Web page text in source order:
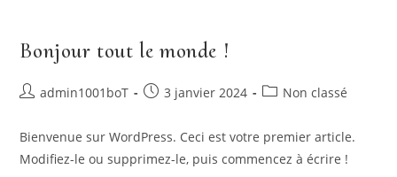
Bonjour tout le monde !
admin1001boT 3 janvier 2024 Non classé
Bienvenue sur WordPress. Ceci est votre premier article.
Modifiez-le ou supprimez-le, puis commencez à écrire !